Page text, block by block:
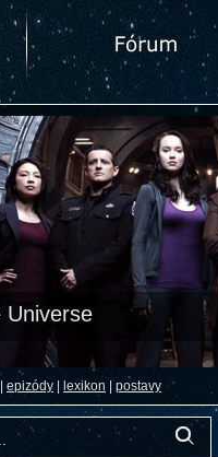
Universe
epizódy lexikon postavy